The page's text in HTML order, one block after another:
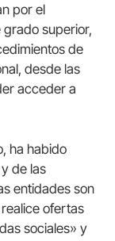
por el
grado superior,
de
desde las
acceder a
ha habido
de las
entidades son
ofertas
sociales» y